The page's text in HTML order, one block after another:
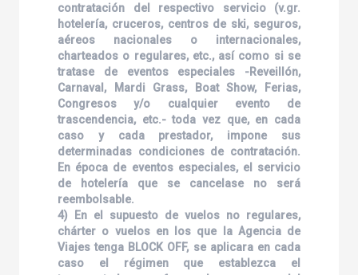
contratación del respectivo servicio (v.gr.
hotelería, cruceros, centros de ski, seguros,
aéreos nacionales o internacionales,
charteados o regulares, etc., así como si se
tratase de eventos especiales -Reveillón,
Carnaval, Mardi Grass, Boat Show, Ferias,
Congresos y/o cualquier evento de
trascendencia, etc.- toda vez que, en cada
caso y cada prestador, impone sus
determinadas condiciones de contratación.
En época de eventos especiales, el servicio
de hotelería que se cancelase no será
reembolsable.
4) En el supuesto de vuelos no regulares,
chárter o vuelos en los que la Agencia de
Viajes tenga BLOCK OFF, se aplicara en cada
caso el régimen que establezca el